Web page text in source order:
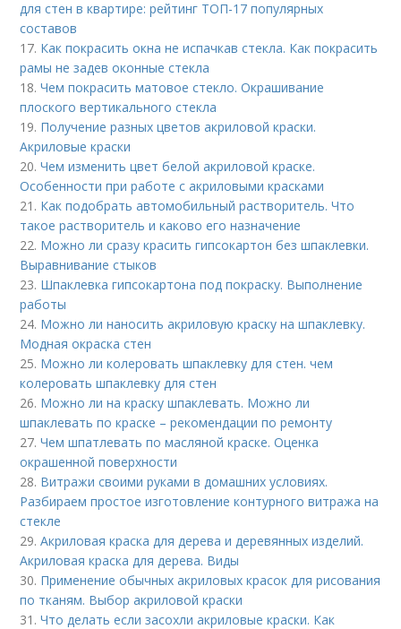
для стен в квартире: рейтинг ТОП-17 популярных
составов
17. Как покрасить окна не испачкав стекла. Как покрасить
рамы не задев оконные стекла
18.Чем покрасить матовое стекло. Окрашивание
плоского вертикального стекла
19. Получение разных цветов акриловой краски.
Акриловые краски
20.Чем изменить цвет белой акриловой краске.
Особенности при работе с акриловыми красками
21. Как подобрать автомобильный растворитель. Что
такое растворитель и каково его назначение
22. Можно ли сразу красить гипсокартон без шпаклевки.
Выравнивание стыков
23. Шпаклевка гипсокартона под покраску. Выполнение
работы
24. Можно ли наносить акриловую краску на шпаклевку.
Модная окраска стен
25. Можно ли колеровать шпаклевку для стен. чем
колеровать шпаклевку для стен
26. Можно ли на краску шпаклевать. Можно ли
шпаклевать по краске – рекомендации по ремонту
27.Чем шпатлевать по масляной краске. Оценка
окрашенной поверхности
28. Витражи своими руками в домашних условиях.
Разбираем простое изготовление контурного витража на
стекле
29.Акриловая краска для дерева и деревянных изделий.
Акриловая краска для дерева. Виды
30. Применение обычных акриловых красок для рисования
по тканям. Выбор акриловой краски
31.Что делать если засохли акриловые краски. Как